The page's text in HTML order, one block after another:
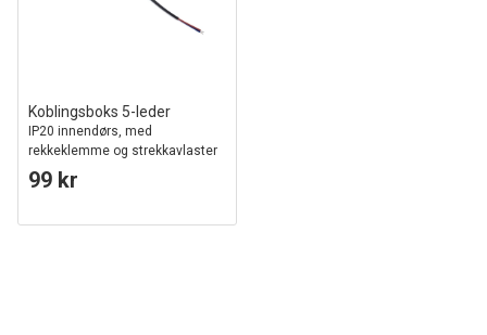
Koblingsboks 5-leder
IP20 innendørs, med
rekkeklemme og strekkavlaster
99 kr